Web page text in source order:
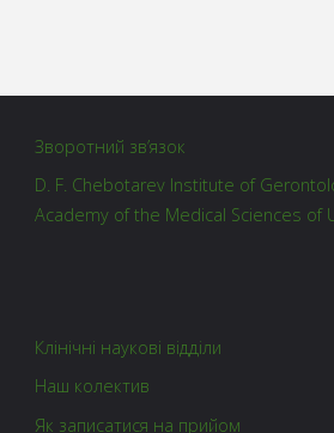
Зворотний зв’язок
D. F. Chebotarev Institute of
Academy of the Medical Sciences of
Клінічні наукові відділи
Наш колектив
Як записатися на прийом